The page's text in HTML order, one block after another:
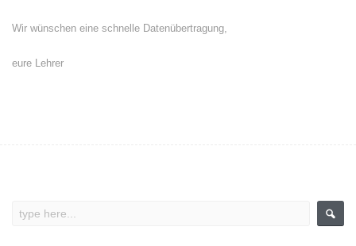
Wir wünschen eine schnelle Datenübertragung,
eure Lehrer